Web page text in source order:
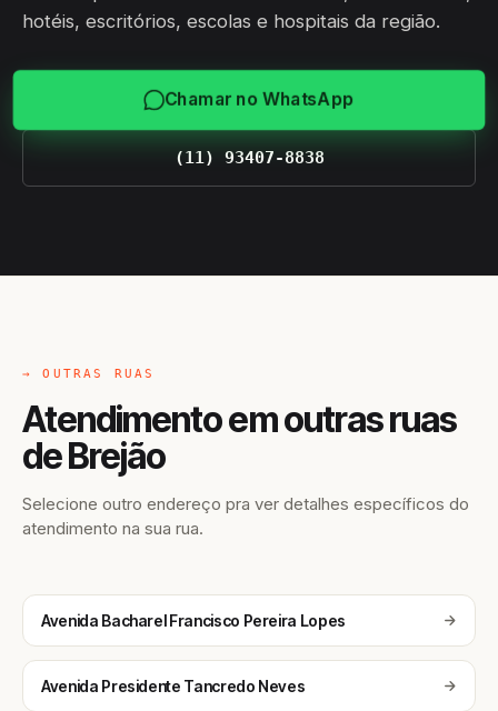
hotéis, escritórios, escolas e hospitais da região.
Chamar no WhatsApp
(11) 93407-8838
→ OUTRAS RUAS
Atendimento em outras ruas
de Brejão
Selecione outro endereço pra ver detalhes específicos do
atendimento na sua rua.
Avenida Bacharel Francisco Pereira Lopes
Avenida Presidente Tancredo Neves